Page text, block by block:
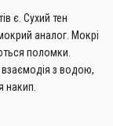
є. Сухий тен
аналог. Мокрі
поломки.
з водою,
накип.